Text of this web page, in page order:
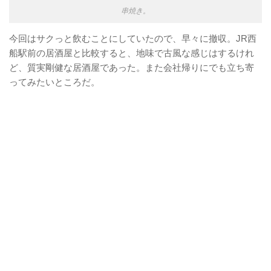
串焼き。
今回はサクっと飲むことにしていたので、早々に撤収。JR西
船駅前の居酒屋と比較すると、地味で古風な感じはするけれ
ど、質実剛健な居酒屋であった。また会社帰りにでも立ち寄
ってみたいところだ。